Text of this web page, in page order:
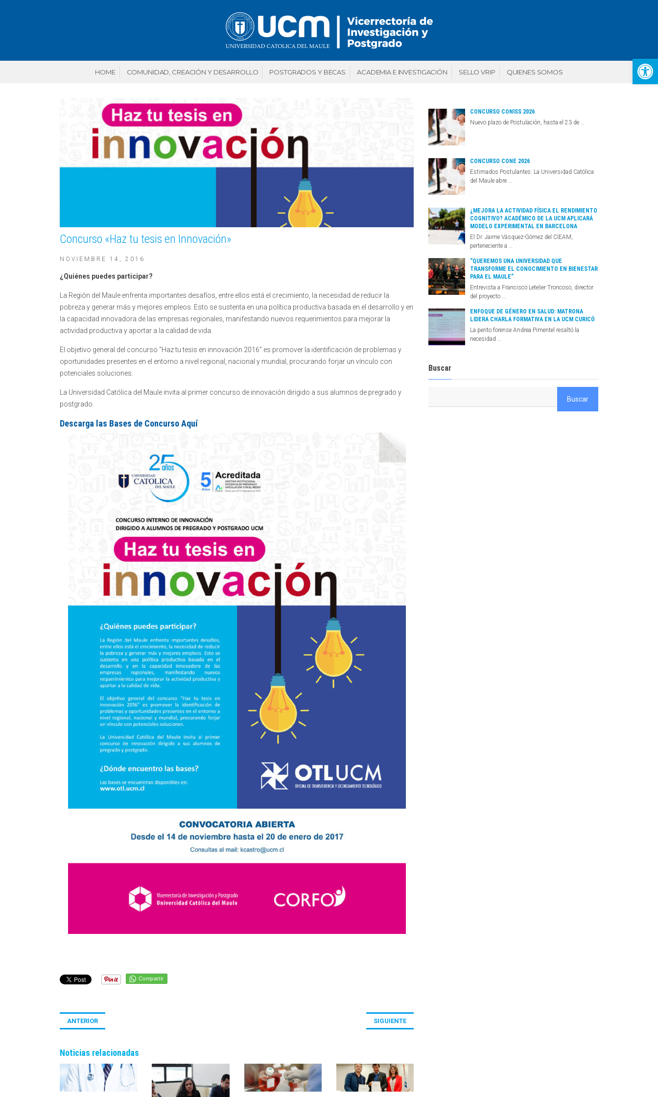
HOME COMUNIDAD, CREACIÓN Y DESARROLLO POSTGRADOS Y BECAS ACADEMIA E INVESTIGACIÓN SELLO VRIP QUIENES SOMOS
Concurso «Haz tu tesis en Innovación»
NOVIEMBRE 14, 2016
¿Quiénes puedes participar?
La Región del Maule enfrenta importantes desafíos, entre ellos está el crecimiento, la necesidad de reducir la
pobreza y generar más y mejores empleos. Esto se sustenta en una política productiva basada en el desarrollo y en
la capacidad innovadora de las empresas regionales, manifestando nuevos requerimientos para mejorar la
actividad productiva y aportar a la calidad de vida.
El objetivo general del concurso “Haz tu tesis en innovación 2016” es promover la identificación de problemas y
oportunidades presentes en el entorno a nivel regional, nacional y mundial, procurando forjar un vínculo con
potenciales soluciones.
La Universidad Católica del Maule invita al primer concurso de innovación dirigido a sus alumnos de pregrado y
postgrado.
Descarga las Bases de Concurso Aquí
Compartir
ANTERIOR SIGUIENTE
Noticias relacionadas
CONCURSO CONISS 2026
Nuevo plazo de Postulación, hasta el 23 de …
CONCURSO CONE 2026
Estimados Postulantes: La Universidad Católica
del Maule abre …
¿MEJORA LA ACTIVIDAD FÍSICA EL RENDIMIENTO
COGNITIVO? ACADÉMICO DE LA UCM APLICARÁ
MODELO EXPERIMENTAL EN BARCELONA
El Dr. Jaime Vásquez-Gómez del CIEAM,
perteneciente a …
“QUEREMOS UNA UNIVERSIDAD QUE
TRANSFORME EL CONOCIMIENTO EN BIENESTAR
PARA EL MAULE”
Entrevista a Francisco Letelier Troncoso, director
del proyecto …
ENFOQUE DE GÉNERO EN SALUD: MATRONA
LIDERA CHARLA FORMATIVA EN LA UCM CURICÓ
La perito forense Andrea Pimentel resaltó la
necesidad …
Buscar